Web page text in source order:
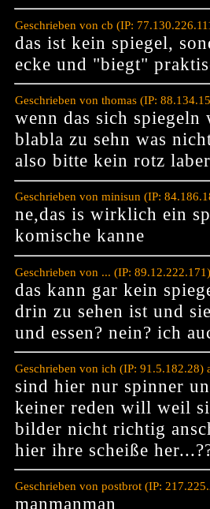
Geschrieben von cb (IP:
das ist kein spiegel,
ecke und "biegt"
Geschrieben von thomas (IP:
wenn das sich
blabla zu sehn was
also bitte kein rotz
Geschrieben von minisun (IP:
ne,das is wirklich ein
komische kanne
Geschrieben von ... (IP:
das kann gar kein
drin zu sehen ist und
und essen? nein? ich
Geschrieben von ich (IP: 91.5.182.28)
sind hier nur spinner
keiner reden will weil
bilder nicht richtig
hier ihre scheiße
Geschrieben von postbrot (IP:
manmanman